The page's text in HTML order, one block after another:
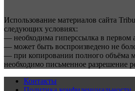
Использование материалов сайта
следующих условиях:
— необходима гиперссылка в первом
— может быть воспроизведено не
— при копировании полного объёма
необходимо письменное разрешение
Контакты